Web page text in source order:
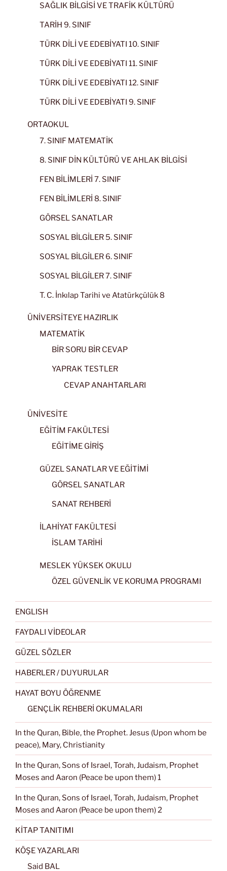
SAĞLIK BİLGİSİ VE TRAFİK KÜLTÜRÜ
TARİH 9. SINIF
TÜRK DİLİ VE EDEBİYATI 10. SINIF
TÜRK DİLİ VE EDEBİYATI 11. SINIF
TÜRK DİLİ VE EDEBİYATI 12. SINIF
TÜRK DİLİ VE EDEBİYATI 9. SINIF
ORTAOKUL
7. SINIF MATEMATİK
8. SINIF DİN KÜLTÜRÜ VE AHLAK BİLGİSİ
FEN BİLİMLERİ 7. SINIF
FEN BİLİMLERİ 8. SINIF
GÖRSEL SANATLAR
SOSYAL BİLGİLER 5. SINIF
SOSYAL BİLGİLER 6. SINIF
SOSYAL BİLGİLER 7. SINIF
T. C. İnkılap Tarihi ve Atatürkçülük 8
ÜNİVERSİTEYE HAZIRLIK
MATEMATİK
BİR SORU BİR CEVAP
YAPRAK TESTLER
CEVAP ANAHTARLARI
ÜNİVESİTE
EĞİTİM FAKÜLTESİ
EĞİTİME GİRİŞ
GÜZEL SANATLAR VE EĞİTİMİ
GÖRSEL SANATLAR
SANAT REHBERİ
İLAHİYAT FAKÜLTESİ
İSLAM TARİHİ
MESLEK YÜKSEK OKULU
ÖZEL GÜVENLİK VE KORUMA PROGRAMI
ENGLISH
FAYDALI VİDEOLAR
GÜZEL SÖZLER
HABERLER / DUYURULAR
HAYAT BOYU ÖĞRENME
GENÇLİK REHBERİ OKUMALARI
In the Quran, Bible, the Prophet. Jesus (Upon whom be
peace), Mary, Christianity
In the Quran, Sons of Israel, Torah, Judaism, Prophet
Moses and Aaron (Peace be upon them) 1
In the Quran, Sons of Israel, Torah, Judaism, Prophet
Moses and Aaron (Peace be upon them) 2
KİTAP TANITIMI
KÖŞE YAZARLARI
Said BAL